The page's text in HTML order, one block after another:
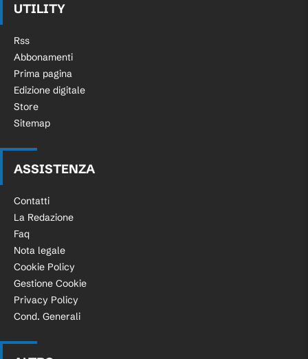
UTILITY
Rss
Abbonamenti
Prima pagina
Edizione digitale
Store
Sitemap
ASSISTENZA
Contatti
La Redazione
Faq
Nota legale
Cookie Policy
Gestione Cookie
Privacy Policy
Cond. Generali